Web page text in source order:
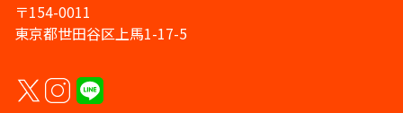
〒154-0011
東京都世田谷区上馬1-17-5